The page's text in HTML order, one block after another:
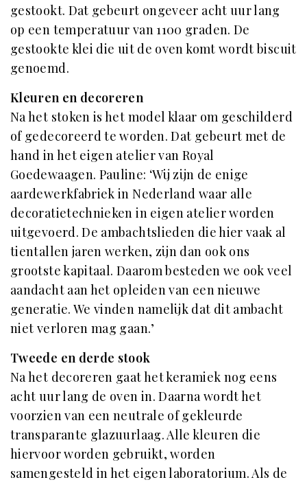
gestookt. Dat gebeurt ongeveer acht uur lang
op een temperatuur van 1100 graden. De
gestookte klei die uit de oven komt wordt biscuit
genoemd.
Kleuren en decoreren
Na het stoken is het model klaar om geschilderd
of gedecoreerd te worden. Dat gebeurt met de
hand in het eigen atelier van Royal
Goedewaagen. Pauline: ‘Wij zijn de enige
aardewerkfabriek in Nederland waar alle
decoratietechnieken in eigen atelier worden
uitgevoerd. De ambachtslieden die hier vaak al
tientallen jaren werken, zijn dan ook ons
grootste kapitaal. Daarom besteden we ook veel
aandacht aan het opleiden van een nieuwe
generatie. We vinden namelijk dat dit ambacht
niet verloren mag gaan.’
Tweede en derde stook
Na het decoreren gaat het keramiek nog eens
acht uur lang de oven in. Daarna wordt het
voorzien van een neutrale of gekleurde
transparante glazuurlaag. Alle kleuren die
hiervoor worden gebruikt, worden
samengesteld in het eigen laboratorium. Als de